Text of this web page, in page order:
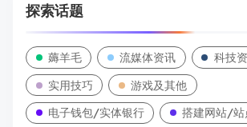
探索话题
薅羊毛 流媒体资讯
科技
实用技巧
游戏及其他
电子钱包/实体银行
搭建网站/站